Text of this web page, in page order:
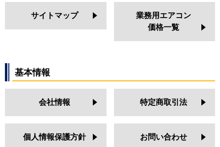
サイトマップ
業務用エアコン
価格一覧
基本情報
会社情報 特定商取引法
個人情報保護方針 お問い合わせ